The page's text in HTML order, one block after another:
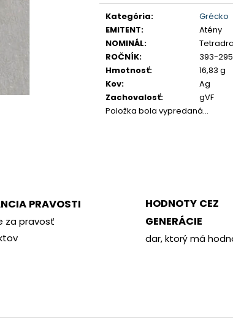
Jednotková
cena:
Kategória:
Grécko
EMITENT:
Atény
NOMINÁL:
ROČNÍK:
393-
Hmotnosť:
16,83 g
Kov:
Ag
Zachovalosť:
gVF
Položka bola vypredaná…
PRAVOSTI
za pravosť
HODNOTY CEZ
GENERÁCIE
dar, ktorý má